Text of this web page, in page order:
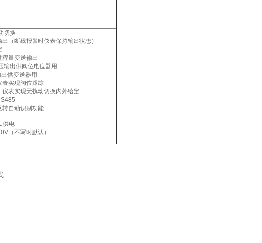
切换
出（断线报警时仪表保持输出状态）
程量变送输出
输出供阀位电位器用
供变送器用
表实现阀位跟踪
仪表实现无扰动切换内外给定
转自动识别功能
供电
（不写时默认）